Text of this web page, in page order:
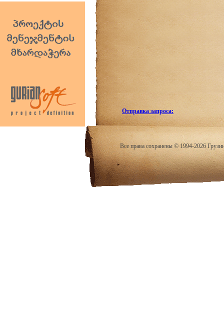
Отправка запроса:
Все права сохранены © 1994-2026